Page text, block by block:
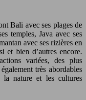
Bali avec ses plages de
temples, Java avec ses
avec ses rizières en
et bien d’autres encore.
variées, des plus
très abordables
la nature et les cultures